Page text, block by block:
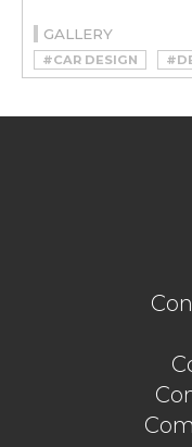
GALLERY
#CAR DESIGN
#GIOVANNI